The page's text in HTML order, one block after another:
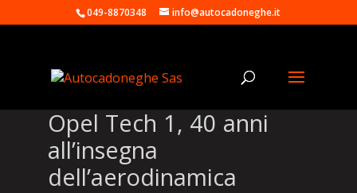
049-8870348 info@autocadoneghe.it
Opel Tech 1, 40 anni
all’insegna
dell’aerodinamica